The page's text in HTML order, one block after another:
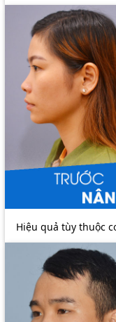
Hiệu quả tùy thuộc